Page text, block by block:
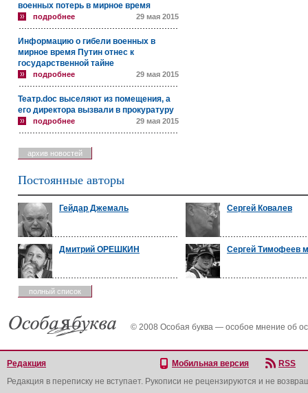
военных потерь в мирное время
подробнее 29 мая 2015
Информацию о гибели военных в
мирное время Путин отнес к
государственной тайне
подробнее 29 мая 2015
Театр.doc выселяют из помещения, а
его директора вызвали в прокуратуру
подробнее 29 мая 2015
архив новостей
Постоянные авторы
Гейдар Джемаль Сергей Ковалев
Дмитрий ОРЕШКИН Сергей Тимофеев
полный список
© 2008 Особая буква — особое мнение об
Редакция Мобильная версия
RSS
Редакция в переписку не вступает. Рукописи не рецензируются и не